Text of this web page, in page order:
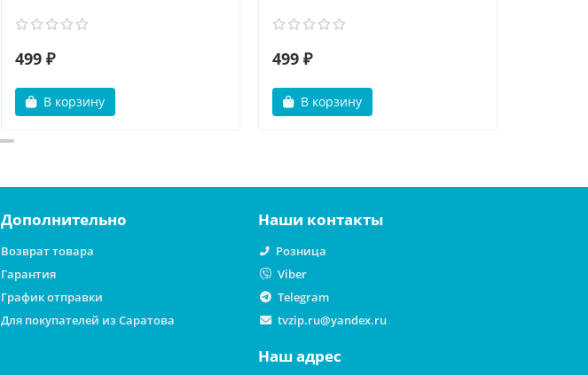
499 ₽
В корзину
499 ₽
В корзину
Дополнительно
Возврат товара
Гарантия
График отправки
Для покупателей из Саратова
Наши контакты
Розница
Viber
Telegram
tvzip.ru@yandex.ru
Наш адрес